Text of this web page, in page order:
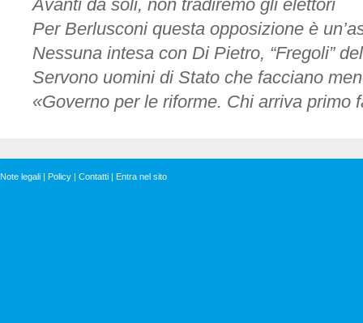
Avanti da soli, non tradiremo gli elettori
Per Berlusconi questa opposizione è
Nessuna intesa con Di Pietro, “Fregoli”
Servono uomini di Stato che facciano
«Governo per le riforme. Chi arriva primo
Note legali | Policy | Contatti | Entra nel sito